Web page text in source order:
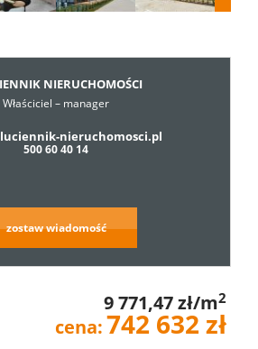
NIERUCHOMOŚCI
Właściciel – manager
nieruchomosci.pl
500 60 40 14
zostaw wiadomość
9 771,47 zł/m2
cena:742 632 zł